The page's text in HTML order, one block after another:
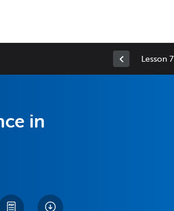
Lesson 7
in